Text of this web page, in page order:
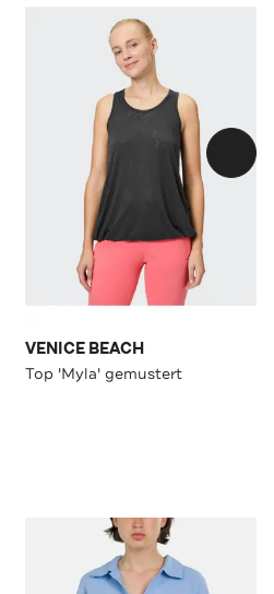
VENICE BEACH
Top 'Myla' gemustert